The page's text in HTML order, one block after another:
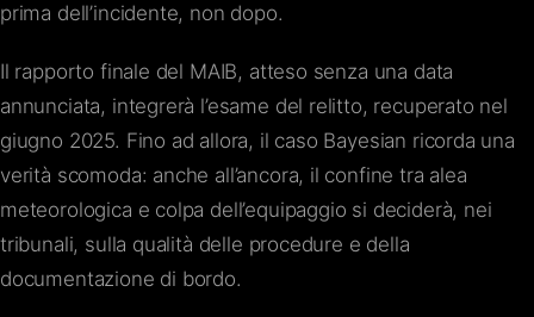
prima dell’incidente, non dopo.
Il rapporto finale del MAIB, atteso senza una data
annunciata, integrerà l’esame del relitto, recuperato nel
giugno 2025. Fino ad allora, il caso Bayesian ricorda una
verità scomoda: anche all’ancora, il confine tra alea
meteorologica e colpa dell’equipaggio si deciderà, nei
tribunali, sulla qualità delle procedure e della
documentazione di bordo.